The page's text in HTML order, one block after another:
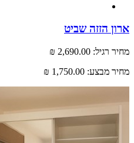
הזזה שביט
רגיל: 2,690.00 ₪
מבצע: 1,750.00 ₪